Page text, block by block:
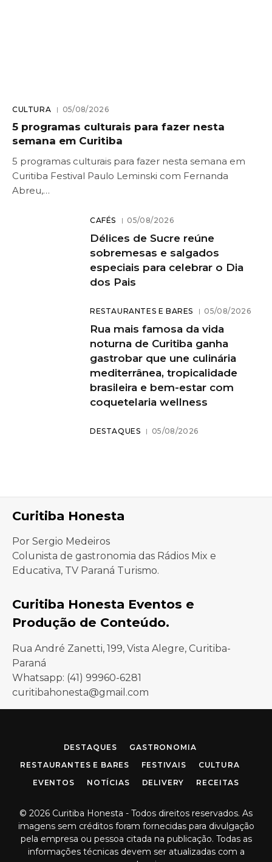
CULTURA 05/08/2026
5 programas culturais para fazer nesta
semana em Curitiba
5 programas culturais para fazer nesta semana em
Curitiba Festival Paulo Leminski com Fernanda
Abreu,…
CAFÉS 05/08/2026
Délices de Sucre reúne
sobremesas e salgados
especiais para celebrar o Dia
dos Pais
RESTAURANTES E BARES 05/08/2026
Rua mais famosa da vida
noturna de Curitiba ganha
gastrobar que une culinária
mediterrânea, tropicalidade
brasileira e bem-estar com
coquetelaria wellness
DESTAQUES 05/08/2026
Curitiba Honesta
Por Sergio Medeiros
Colunista de gastronomia das Rádios Mix e
Educativa, TV Paraná Turismo.
Curitiba Honesta Eventos e
Produção de Conteúdo.
Rua André Zanetti, 199, Vista Alegre, Curitiba-
Paraná
Whatsapp: (41) 99960-6281
curitibahonesta@gmail.com
DESTAQUES
GASTRONOMIA
RESTAURANTES E BARES
FESTIVAIS
CULTURA
EVENTOS
NOTÍCIAS DELIVERY RECEITAS
© 2026 Curitiba Honesta - Todos direitos reservados. As
imagens sem créditos foram fornecidas para divulgação
pela empresa ou pessoa citada na publicação. Todas as
informações técnicas devem ser atualizadas com a